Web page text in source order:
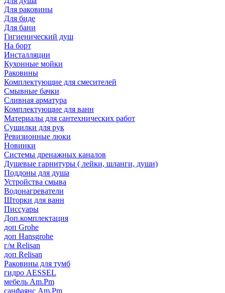
Для раковины
Для биде
Для бани
Гигиенический душ
На борт
Инсталляции
Кухонные мойки
Раковины
Комплектующие для смесителей
Смывные бачки
Сливная арматура
Комплектующие для ванн
Материалы для сантехнических работ
Сушилки для рук
Ревизионные люки
Новинки
Системы дренажных каналов
Душевые гарнитуры ( лейки, шланги, души)
Поддоны для душа
Устройства смыва
Водонагреватели
Шторки для ванн
Писсуары
Доп.комплектация
доп Grohe
доп Hansgrohe
г/м Relisan
доп Relisan
Раковины для тумб
гидро AESSEL
мебель Am.Pm
санфаянс Am.Pm